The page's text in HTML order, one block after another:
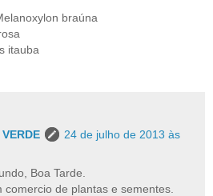
braúna
itauba
24 de julho de 2013 às
Boa Tarde.
comercio de plantas e sementes.